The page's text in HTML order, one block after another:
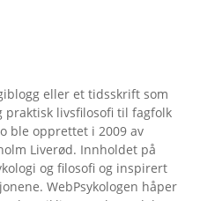
eller et tidsskrift som
praktisk livsfilosofi til fagfolk
ble opprettet i 2009 av
Liverød. Innholdet på
og filosofi og inspirert
WebPsykologen håper